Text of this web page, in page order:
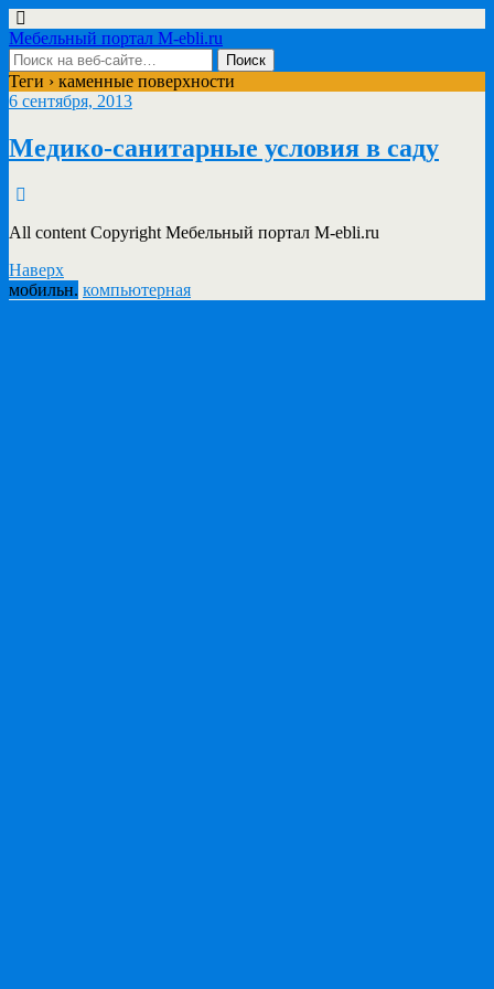
Мебельный портал M-ebli.ru
Теги › каменные поверхности
6 сентября, 2013
Медико-санитарные условия в саду
All content Copyright Мебельный портал M-ebli.ru
Наверх
мобильн. компьютерная